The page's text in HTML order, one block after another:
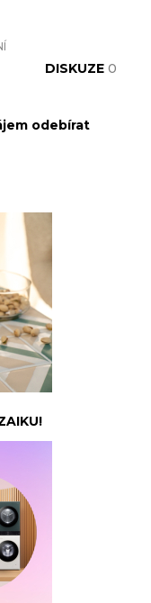
DISKUZE 0